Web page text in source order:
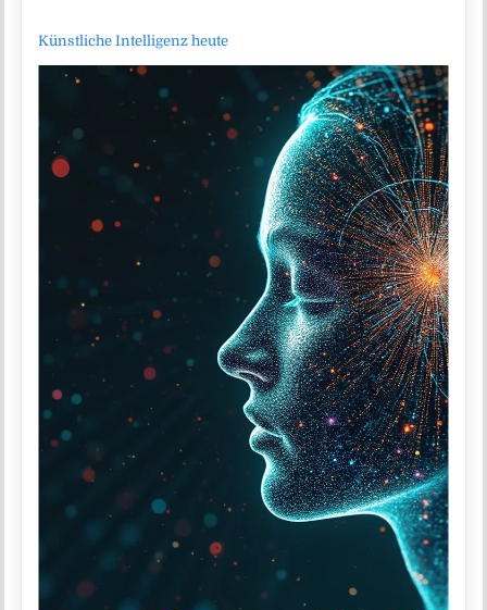
Künstliche Intelligenz heute